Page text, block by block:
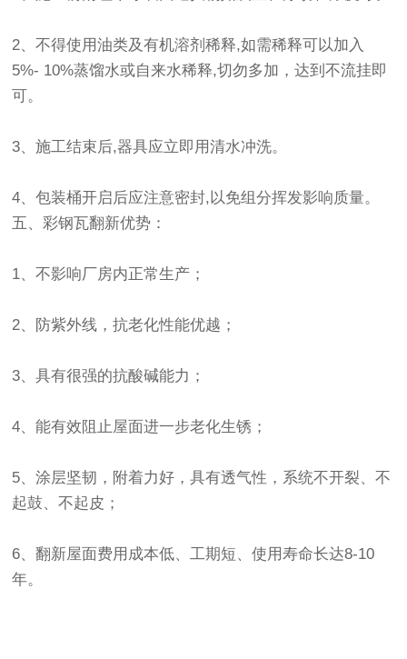
2、不得使用油类及有机溶剂稀释,如需稀释可以加入
5%- 10%蒸馏水或自来水稀释,切勿多加，达到不流挂即
可。
3、施工结束后,器具应立即用清水冲洗。
4、包装桶开启后应注意密封,以免组分挥发影响质量。
五、彩钢瓦翻新优势：
1、不影响厂房内正常生产；
2、防紫外线，抗老化性能优越；
3、具有很强的抗酸碱能力；
4、能有效阻止屋面进一步老化生锈；
5、涂层坚韧，附着力好，具有透气性，系统不开裂、不
起鼓、不起皮；
6、翻新屋面费用成本低、工期短、使用寿命长达8-10
年。